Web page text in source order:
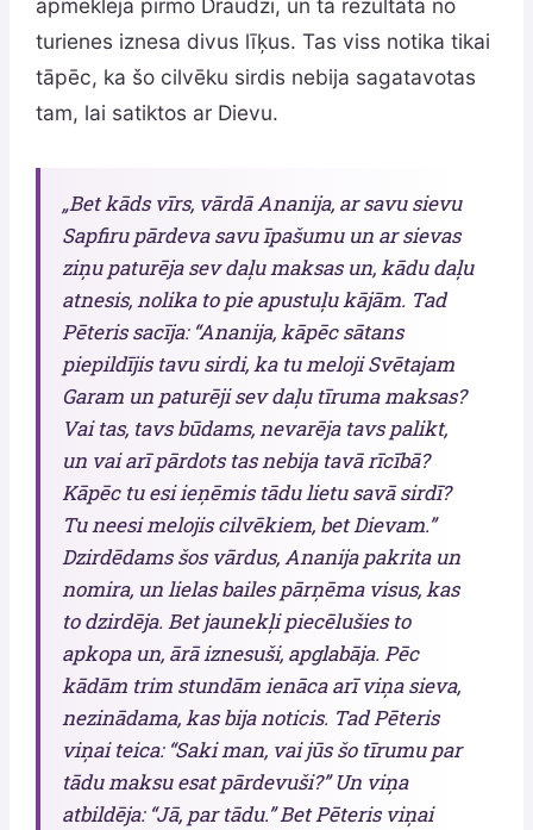
apmeklēja pirmo Draudzi, un tā rezultātā no
turienes iznesa divus līķus. Tas viss notika tikai
tāpēc, ka šo cilvēku sirdis nebija sagatavotas
tam, lai satiktos ar Dievu.
„Bet kāds vīrs, vārdā Ananija, ar savu sievu
Sapfiru pārdeva savu īpašumu un ar sievas
ziņu paturēja sev daļu maksas un, kādu daļu
atnesis, nolika to pie apustuļu kājām. Tad
Pēteris sacīja: “Ananija, kāpēc sātans
piepildījis tavu sirdi, ka tu meloji Svētajam
Garam un paturēji sev daļu tīruma maksas?
Vai tas, tavs būdams, nevarēja tavs palikt,
un vai arī pārdots tas nebija tavā rīcībā?
Kāpēc tu esi ieņēmis tādu lietu savā sirdī?
Tu neesi melojis cilvēkiem, bet Dievam.”
Dzirdēdams šos vārdus, Ananija pakrita un
nomira, un lielas bailes pārņēma visus, kas
to dzirdēja. Bet jaunekļi piecēlušies to
apkopa un, ārā iznesuši, apglabāja. Pēc
kādām trim stundām ienāca arī viņa sieva,
nezinādama, kas bija noticis. Tad Pēteris
viņai teica: “Saki man, vai jūs šo tīrumu par
tādu maksu esat pārdevuši?” Un viņa
atbildēja: “Jā, par tādu.” Bet Pēteris viņai